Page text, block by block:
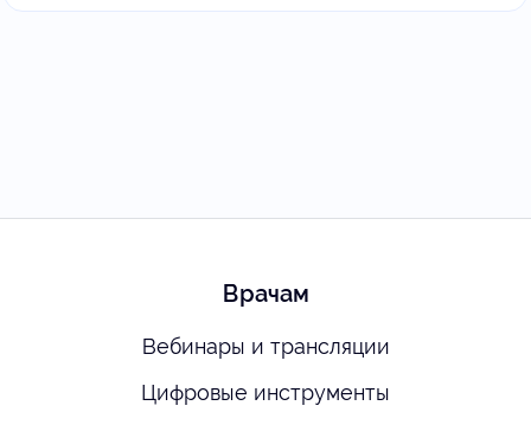
Врачам
Вебинары и трансляции
Цифровые инструменты